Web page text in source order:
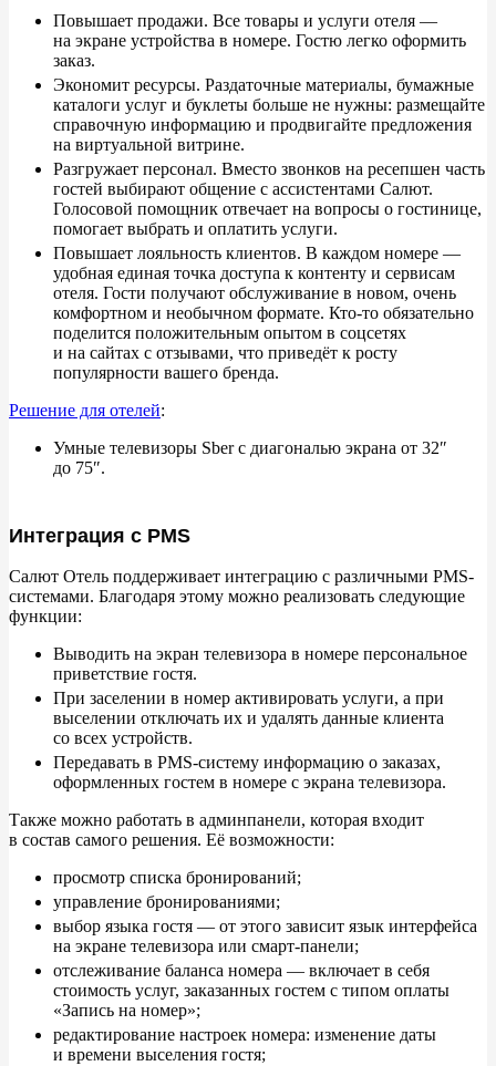
Повышает продажи. Все товары и услуги отеля —
на экране устройства в номере. Гостю легко оформить
заказ.
Экономит ресурсы. Раздаточные материалы, бумажные
каталоги услуг и буклеты больше не нужны: размещайте
справочную информацию и продвигайте предложения
на виртуальной витрине.
Разгружает персонал. Вместо звонков на ресепшен часть
гостей выбирают общение с ассистентами Салют.
Голосовой помощник отвечает на вопросы о гостинице,
помогает выбрать и оплатить услуги.
Повышает лояльность клиентов. В каждом номере —
удобная единая точка доступа к контенту и сервисам
отеля. Гости получают обслуживание в новом, очень
комфортном и необычном формате. Кто-то обязательно
поделится положительным опытом в соцсетях
и на сайтах с отзывами, что приведёт к росту
популярности вашего бренда.
Решение для отелей:
Умные телевизоры Sber с диагональю экрана от 32″
до 75″.
Интеграция с PMS
Салют Отель поддерживает интеграцию с различными PMS-
системами. Благодаря этому можно реализовать следующие
функции:
Выводить на экран телевизора в номере персональное
приветствие гостя.
При заселении в номер активировать услуги, а при
выселении отключать их и удалять данные клиента
со всех устройств.
Передавать в PMS-систему информацию о заказах,
оформленных гостем в номере с экрана телевизора.
Также можно работать в админпанели, которая входит
в состав самого решения. Её возможности:
просмотр списка бронирований;
управление бронированиями;
выбор языка гостя — от этого зависит язык интерфейса
на экране телевизора или смарт-панели;
отслеживание баланса номера — включает в себя
стоимость услуг, заказанных гостем с типом оплаты
«Запись на номер»;
редактирование настроек номера: изменение даты
и времени выселения гостя;